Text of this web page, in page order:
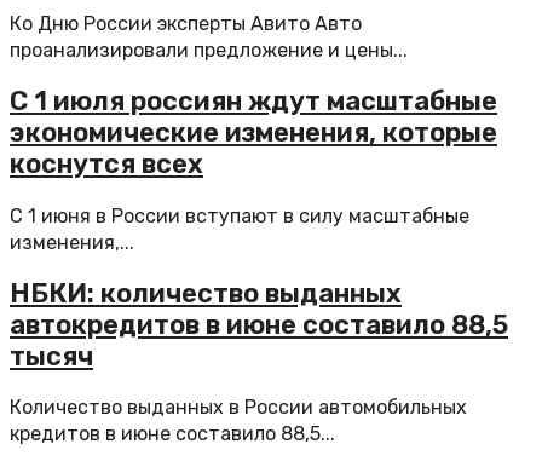
Ко Дню России эксперты Авито Авто
проанализировали предложение и цены...
С 1 июля россиян ждут масштабные
экономические изменения, которые
коснутся всех
С 1 июня в России вступают в силу масштабные
изменения,...
НБКИ: количество выданных
автокредитов в июне составило 88,5
тысяч
Количество выданных в России автомобильных
кредитов в июне составило 88,5...